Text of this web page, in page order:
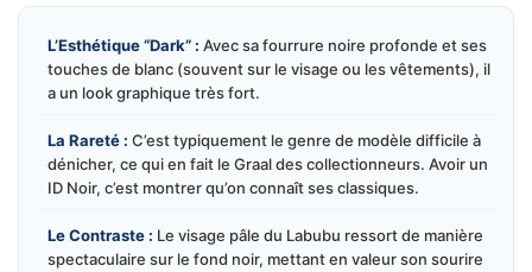
L’Esthétique “Dark” : Avec sa fourrure noire profonde et ses
touches de blanc (souvent sur le visage ou les vêtements), il
a un look graphique très fort.
La Rareté : C’est typiquement le genre de modèle difficile à
dénicher, ce qui en fait le Graal des collectionneurs. Avoir un
ID Noir, c’est montrer qu’on connaît ses classiques.
Le Contraste : Le visage pâle du Labubu ressort de manière
spectaculaire sur le fond noir, mettant en valeur son sourire